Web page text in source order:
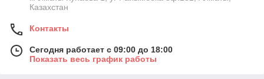
Казахстан
Контакты
Сегодня работает с 09:00 до 18:00
Показать весь график работы